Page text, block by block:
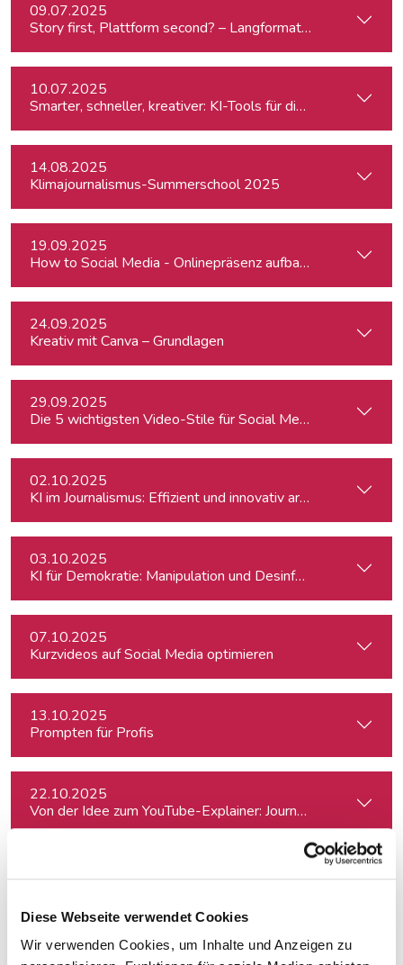
Diese Webseite verwendet Cookies
Wir verwenden Cookies, um Inhalte und Anzeigen zu
09.07.2025
Story first, Plattform second? – Langformat-Journalismus
10.07.2025
Smarter, schneller, kreativer: KI-Tools für die
14.08.2025
Klimajournalismus-Summerschool 2025
19.09.2025
How to Social Media - Onlinepräsenz aufbauen & Beiträge
24.09.2025
Kreativ mit Canva – Grundlagen
29.09.2025
Die 5 wichtigsten Video-Stile für Social Media - Linz
02.10.2025
KI im Journalismus: Effizient und innovativ arbeiten
03.10.2025
KI für Demokratie: Manipulation und Desinformation
07.10.2025
Kurzvideos auf Social Media optimieren
13.10.2025
Prompten für Profis
22.10.2025
Von der Idee zum YouTube-Explainer: Journalistische
11.11.2025